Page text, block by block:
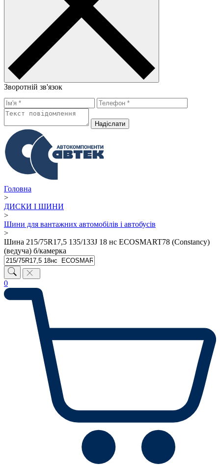
Зворотній зв'язок
Надiслати
Головна
>
ДИСКИ І ШИНИ
>
Шини для вантажних автомобілів і автобусів
>
Шина 215/75R17,5 135/133J 18 нс ECOSMART78 (Constancy)
(ведуча) б/камерка
0